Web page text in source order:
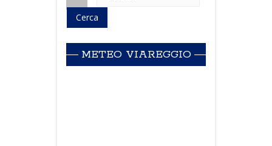
METEO VIAREGGIO